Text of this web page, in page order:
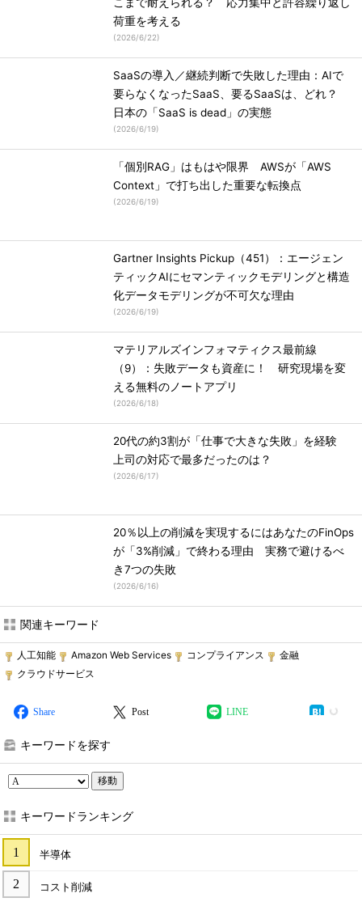
荷重を考える
(2026/6/22)
SaaSの導入／継続判断で失敗した理由：AIで
要らなくなったSaaS、要るSaaSは、どれ？
日本の「SaaS is dead」の実態
(2026/6/19)
「個別RAG」はもはや限界 AWSが「AWS
Context」で打ち出した重要な転換点
(2026/6/19)
Gartner Insights Pickup（451）：エージェン
ティックAIにセマンティックモデリングと構造
化データモデリングが不可欠な理由
(2026/6/19)
マテリアルズインフォマティクス最前線
（9）：失敗データも資産に！ 研究現場を変
える無料のノートアプリ
(2026/6/18)
20代の約3割が「仕事で大きな失敗」を経験
上司の対応で最多だったのは？
(2026/6/17)
20％以上の削減を実現するにはあなたのFinOps
が「3%削減」で終わる理由 実務で避けるべ
き7つの失敗
(2026/6/16)
関連キーワード
人工知能 Amazon Web Services コンプライアンス
金融
クラウドサービス
Share Post LINE
キーワードを探す
移動
キーワードランキング
半導体
コスト削減